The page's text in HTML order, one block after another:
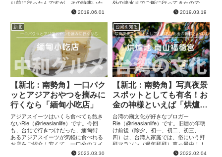
り前に行ったんですが、その時書いた
記事が消えてしまって、思い出しなが
2019.06.01
外の淡水までご飯に行ってきたので、
その時行ったお店を紹介します！まず
2019.03.19
新北
【新北：南勢角】一口パク
ッとアジアおやつを摘みに
行くなら「緬甸小吃店」
アジアスイーツはいくら食べても飽き
ないRie（@rieasianlife）です。今回
も、台北で行きつけだった、緬甸街に
あるアジアスイーツが気軽に食べれる
お店をご紹介！安くて、一口分のスイ
ーツが食べれるので、緬甸街の本番グ
2023.03.30
台湾を知る
【新北：南勢角】写真夜景
スポットとしても有名！お
金の神様といえば「烘爐地
南山福德宮」
台湾の廟文化が好きなブロガー
Rie（@rieasianlife）です。旧暦の年明
け前後（除夕、初一、初二、初三、初
四）は、台湾人家庭では、俗にいう拜
拜マラソン（過年拜拜）真っ最中！！
各日にちで決まったお寺にお参りに行
2022.02.04